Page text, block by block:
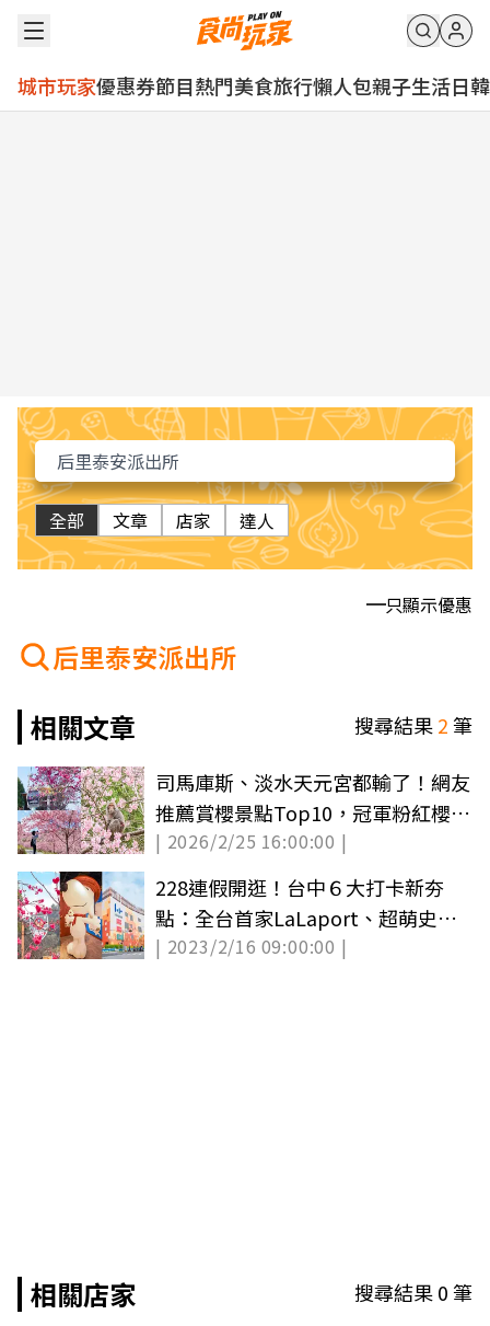
城市玩家優惠券節目熱門美食旅行懶人包親子生活日韓
全部 文章 店家 達人
只顯示優惠
后里泰安派出所
相關文章
搜尋結果2筆
司馬庫斯、淡水天元宮都輸了！網友
推薦賞櫻景點Top10，冠軍粉紅櫻花
海美翻
| 2026/2/25 16:00:00 |
228連假開逛！台中６大打卡新夯
點：全台首家LaLaport、超萌史努
比恐龍展
| 2023/2/16 09:00:00 |
相關店家 搜尋結果0筆